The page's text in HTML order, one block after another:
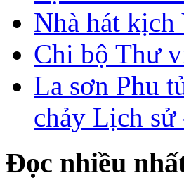
Nhà hát kịch
Chi bộ Thư
La sơn Phu
chảy Lịch sử
Đọc nhiều